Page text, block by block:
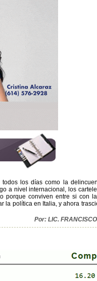
los días como la
a nivel internacional, los
porque conviven entre si con
la política en Italia, y ahora
Por: LIC.